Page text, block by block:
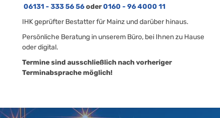
06131 - 333 56 56oder0160 - 96 4000 11
IHK geprüfter Bestatter für Mainz und darüber hinaus.
Persönliche Beratung in unserem Büro, bei Ihnen zu Hause
oder digital.
Termine sind ausschließlich nach vorheriger
Terminabsprache möglich!